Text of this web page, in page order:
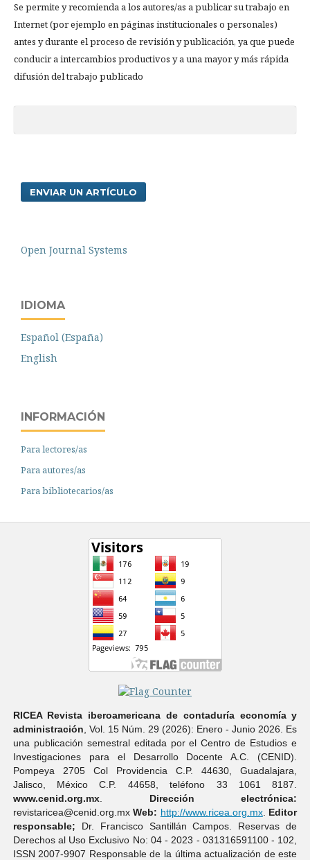
Se permite y recomienda a los autores/as a publicar su trabajo en
Internet (por ejemplo en páginas institucionales o personales)
antes y durante el proceso de revisión y publicación, ya que puede
conducir a intercambios productivos y a una mayor y más rápida
difusión del trabajo publicado
ENVIAR UN ARTÍCULO
Open Journal Systems
IDIOMA
Español (España)
English
INFORMACIÓN
Para lectores/as
Para autores/as
Para bibliotecarios/as
RICEA Revista iberoamericana de contaduría economí­a y
administración , Vol. 15 Núm. 29 (2026): Enero - Junio 2026. Es
una publicación semestral editada por el Centro de Estudios e
Investigaciones para el Desarrollo Docente A.C. (CENID).
Pompeya 2705 Col Providencia C.P. 44630, Guadalajara,
Jalisco, México C.P. 44658, teléfono 33 1061 8187.
www.cenid.org.mx. Dirección electrónica:
revistaricea@cenid.org.mxWeb: http://www.ricea.org.mx. Editor
responsable; Dr. Francisco Santillán Campos. Reservas de
Derechos al Uso Exclusivo No: 04 - 2023 - 031316591100 - 102,
ISSN 2007-9907 Responsable de la última actualización de este